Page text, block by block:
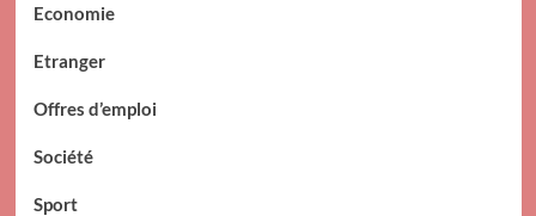
Economie
Etranger
Offres d’emploi
Société
Sport